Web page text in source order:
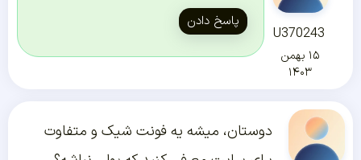
U370243
۱۵ بهمن
۱۴۰۳
پاسخ دادن
دوستان، میشه یه فونت شیک و متفاوت